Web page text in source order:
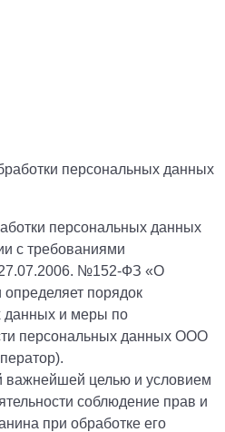
персональных данных
персональных данных
с требованиями
27.07.2006. №152-ФЗ «О
порядок
данных и меры по
персональных данных ООО
важнейшей целью и условием
соблюдение прав и
при обработке его